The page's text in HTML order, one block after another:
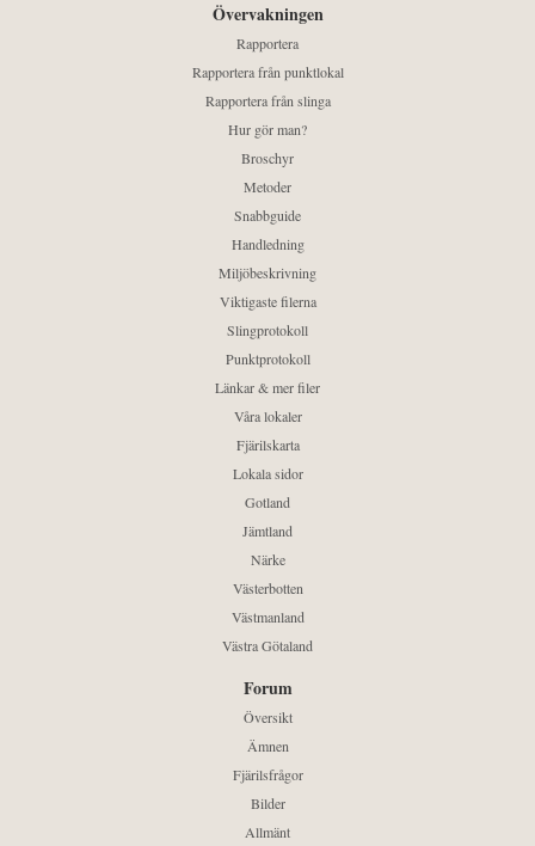
Övervakningen
Rapportera
Rapportera från punktlokal
Rapportera från slinga
Hur gör man?
Broschyr
Metoder
Snabbguide
Handledning
Miljöbeskrivning
Viktigaste filerna
Slingprotokoll
Punktprotokoll
Länkar & mer filer
Våra lokaler
Fjärilskarta
Lokala sidor
Gotland
Jämtland
Närke
Västerbotten
Västmanland
Västra Götaland
Forum
Översikt
Ämnen
Fjärilsfrågor
Bilder
Allmänt